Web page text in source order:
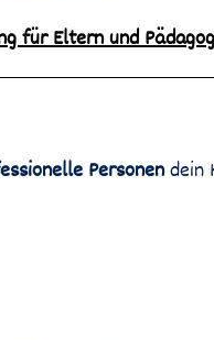
für Eltern und
Personendein